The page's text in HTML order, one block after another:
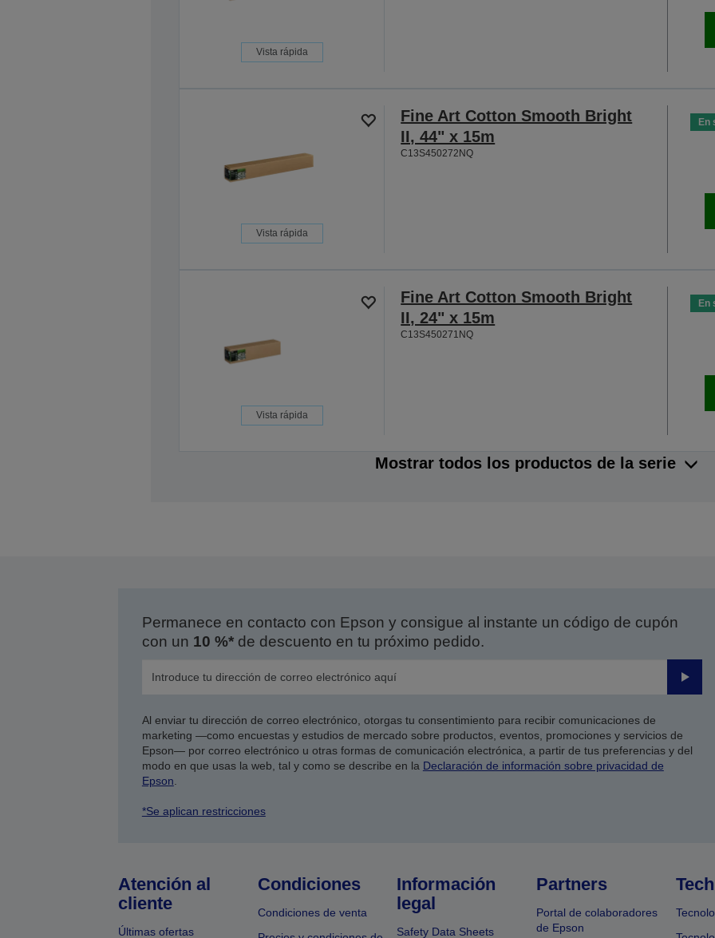
Vista rápida
Vista rápida
Fine Art Cotton Smooth Bright
II, 44" x 15m
C13S450272NQ
En
Vista rápida
Fine Art Cotton Smooth Bright
II, 24" x 15m
C13S450271NQ
En
Mostrar todos los productos de la serie
Permanece en contacto con Epson y consigue al instante un código de cupón
con un 10 %*de descuento en tu próximo pedido.
Enviar
Al enviar tu dirección de correo electrónico, otorgas tu consentimiento para recibir comunicaciones de
marketing —como encuestas y estudios de mercado sobre productos, eventos, promociones y servicios de
Epson— por correo electrónico u otras formas de comunicación electrónica, a partir de tus preferencias y del
modo en que usas la web, tal y como se describe en la Declaración de información sobre privacidad de
Epson
*Se aplican restricciones
Atención al
cliente
Últimas ofertas
Condiciones
Condiciones de venta
Información
legal
Safety Data Sheets
Partners
Portal de colaboradores
de Epson